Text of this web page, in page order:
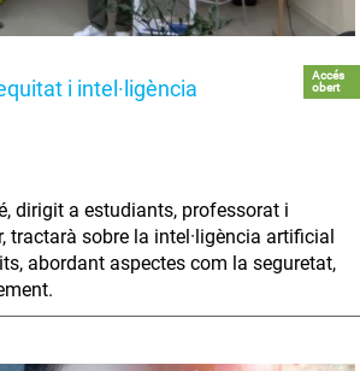
i intel·ligència
Accés
obert
dirigit a estudiants, professorat i
tractarà sobre la intel·ligència artificial
abordant aspectes com la seguretat,